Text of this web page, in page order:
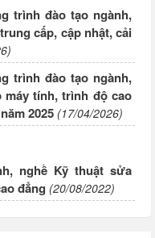
trình đào tạo ngành,
cấp, cập nhật, cải
trình đào tạo ngành,
tính, trình độ cao
2025 (17/04/2026)
nghề Kỹ thuật sửa
đẳng (20/08/2022)